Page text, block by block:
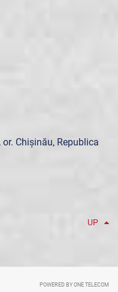
Chișinău, Republica
UP
POWERED BY ONE TELECOM